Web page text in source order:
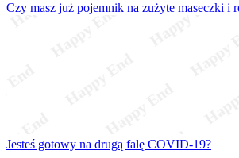
Czy masz już pojemnik na zużyte maseczki i
Jesteś gotowy na drugą falę COVID-19?